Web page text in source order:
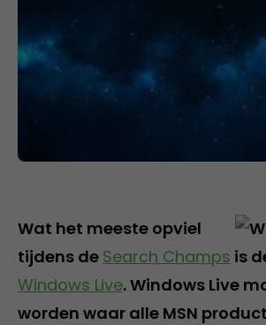
Wat het meeste opviel
tijdens de Search Champs is
Windows Live. Windows Live
worden waar alle MSN